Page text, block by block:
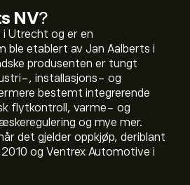
NV?
i Utrecht og er en
ble etablert av Jan Aalberts i
produsenten er tungt
, installasjons- og
bestemt integrerende
flytkontroll, varme- og
og mye mer.
det gjelder oppkjøp, deriblant
og Ventrex Automotive i